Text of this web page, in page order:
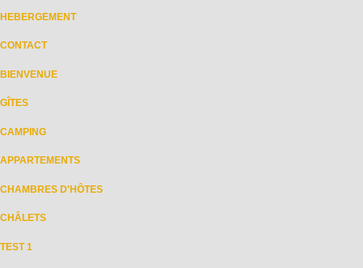
HEBERGEMENT
CONTACT
BIENVENUE
GÎTES
CAMPING
APPARTEMENTS
CHAMBRES D'HÔTES
CHÂLETS
TEST 1